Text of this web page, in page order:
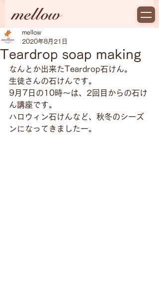
Teardrop soap making
mellow
2020年8月21日
なんとか出来たTeardrop石けん。
生徒さんの石けんです。
9月7日の10時〜は、2回目からの石け
ん講座です。
ハロウィン石けんなど、秋冬のシーズ
ンになってきましたー。